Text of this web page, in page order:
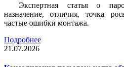
Экспертная статья о
назначение, отличия, точка
частые ошибки монтажа.
Подробнее
21.07.2026